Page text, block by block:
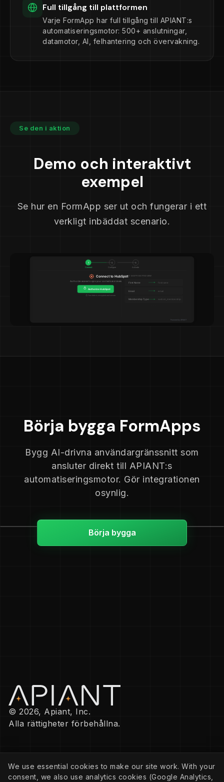
Full tillgång till plattformen
Varje FormApp har full tillgång till APIANT:s
automatiseringsmotor: 500+ anslutningar,
datamotor, AI, felhantering och övervakning.
Se den i aktion
Demo och interaktivt
exempel
Se hur en FormApp ser ut och fungerar i ett
verkligt inbäddat scenario.
Börja bygga FormApps
Bygg AI-drivna användargränssnitt som
ansluter direkt till APIANT:s
automatiseringsmotor. Gör integrationen
osynlig.
Börja bygga
© 2026, Apiant, Inc.
Alla rättigheter förbehållna.
Integritetspolicy
Cookiepolicy
We use essential cookies to make our site work. With your
consent, we also use analytics cookies (Google Analytics,